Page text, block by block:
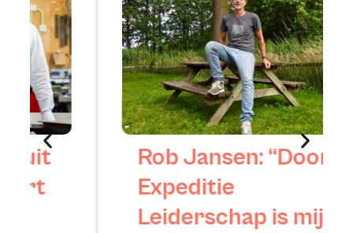
Rob Jansen: “Door
Expeditie
Leiderschap is mijn